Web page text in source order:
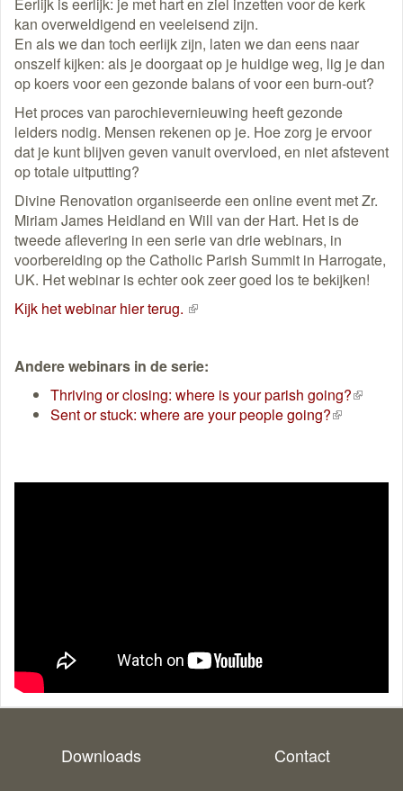
kan overweldigend en veeleisend zijn.
En als we dan toch eerlijk zijn, laten we dan eens naar
onszelf kijken: als je doorgaat op je huidige weg, lig je dan
op koers voor een gezonde balans of voor een burn-out?
Het proces van parochievernieuwing heeft gezonde
leiders nodig. Mensen rekenen op je. Hoe zorg je ervoor
dat je kunt blijven geven vanuit overvloed, en niet afstevent
op totale uitputting?
Divine Renovation organiseerde een online event met Zr.
Miriam James Heidland en Will van der Hart. Het is de
tweede aflevering in een serie van drie webinars, in
voorbereiding op the Catholic Parish Summit in Harrogate,
UK. Het webinar is echter ook zeer goed los te bekijken!
Kijk het webinar hier terug. (externe
Andere webinars in de serie:
Thriving or closing: where is your parish going?(externe
Sent or stuck: where are your people going?(externe
Downloads Contact